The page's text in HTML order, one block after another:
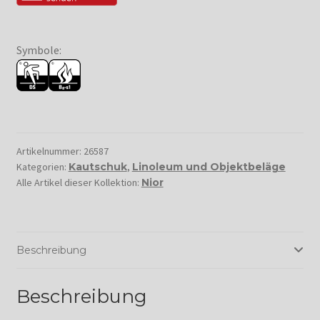
Symbole:
Artikelnummer: 26587
Kategorien: Kautschuk, Linoleum und Objektbeläge
Alle Artikel dieser Kollektion: Nior
Beschreibung
Beschreibung